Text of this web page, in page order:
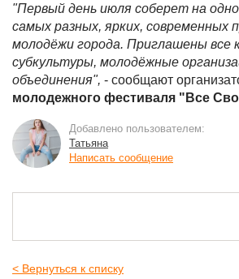
"Первый день июля соберет на
самых разных, ярких, современных
молодёжи города. Приглашены все
субкультуры, молодёжные
объединения", - сообщают
молодежного фестиваля "Все
Добавлено пользователем:
Татьяна
Написать сообщение
< Вернуться к списку